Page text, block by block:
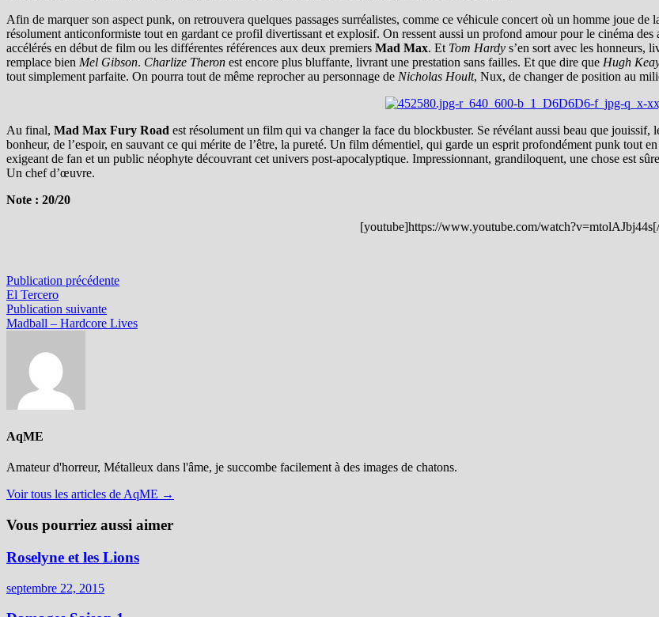
Afin de marquer son aspect punk, on retrouvera quelques passages surréalistes, comme ce véhicule concert où un homme joue
résolument anticonformiste tout en gardant ce profil divertissant et explosif. On ressent aussi un profond amour pour le cinéma des
accélérés en début de film ou les différentes références aux deux premiers Mad Max. Et Tom Hardy s’en sort avec les honneurs,
remplace bien Mel Gibson. Charlize Theron est encore plus bluffante, livrant une prestation sans failles. Et que dire que Hugh
tout simplement parfaite. On pourra tout de même reprocher au personnage de Nicholas Hoult, Nux, de changer de position au
Au final, Mad Max Fury Road est résolument un film qui va changer la face du blockbuster. Se révélant aussi beau que jouissif,
bonheur, de l’espoir, en sauvant ce qui mérite de l’être, la pureté. Un film démentiel, qui garde un esprit profondément punk tout
exigeant de fan et un public néophyte découvrant cet univers post-apocalyptique. Impressionnant, grandiloquent, une chose est
Un chef d’œuvre.
Note : 20/20
[youtube]https://www.youtube.com/
Navigation
de
l’article
Publication précédentePublication
El Tercero
Publication suivantePublication
suivante :
Madball – Hardcore Lives
AqME
Amateur d'horreur, Métalleux dans l'âme, je succombe facilement à des images de chatons.
Voir tous les articles de AqME →
Vous pourriez aussi aimer
Roselyne et les Lions
septembre 22, 2015